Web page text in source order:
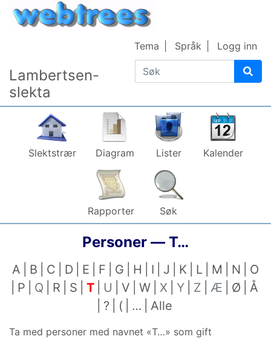
Lambertsen-
slekta
Søk
Tema Språk Logg inn
Slektstrær Diagram Lister Kalender
Rapporter Søk
Personer — T…
A B C D E F G H I J K L M N
O
P
Q R S T U V W X Y Z Æ Ø
Å
?
( … Alle
Ta med personer med navnet «T…» som gift